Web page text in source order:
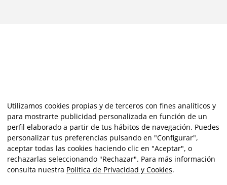
Utilizamos cookies propias y de terceros con fines analíticos y
para mostrarte publicidad personalizada en función de un
perfil elaborado a partir de tus hábitos de navegación. Puedes
personalizar tus preferencias pulsando en "Configurar",
aceptar todas las cookies haciendo clic en "Aceptar", o
rechazarlas seleccionando "Rechazar". Para más información
consulta nuestra Política de Privacidad y Cookies.